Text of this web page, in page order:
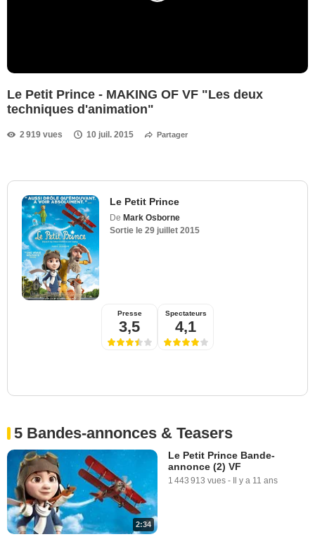
Le Petit Prince - MAKING OF VF "Les deux
techniques d'animation"
2 919 vues 10 juil. 2015 Partager
Le Petit Prince
De Mark Osborne
Sortie le 29 juillet 2015
Presse
3,5
Spectateurs
4,1
5 Bandes-annonces & Teasers
2:34
Le Petit Prince Bande-
annonce (2) VF
1 443 913 vues - Il y a 11 ans